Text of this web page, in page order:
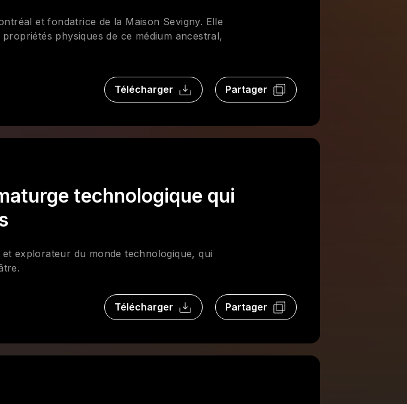
et fondatrice de la Maison Sevigny. Elle
physiques de ce médium ancestral,
Télécharger Partager
technologique qui
explorateur du monde technologique, qui
Télécharger Partager